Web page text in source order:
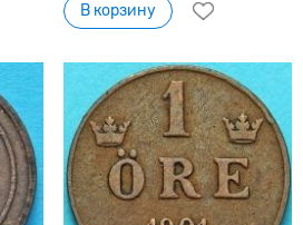
В корзину